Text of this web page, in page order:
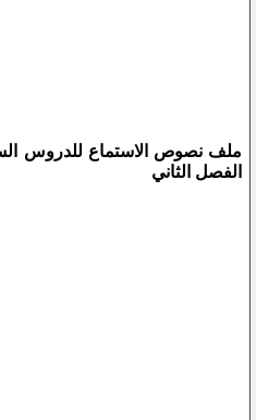
ملف نصوص الاستماع للدروس
الفصل الثاني